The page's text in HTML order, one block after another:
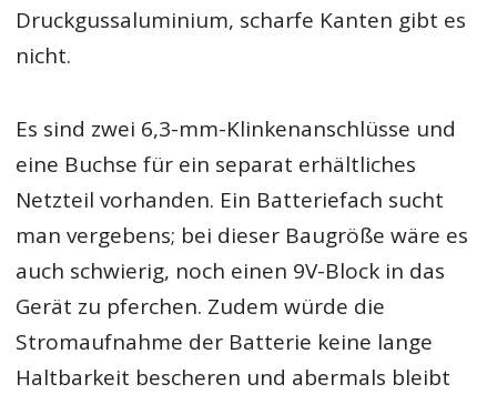
Druckgussaluminium, scharfe Kanten gibt es
nicht.
Es sind zwei 6,3-mm-Klinkenanschlüsse und
eine Buchse für ein separat erhältliches
Netzteil vorhanden. Ein Batteriefach sucht
man vergebens; bei dieser Baugröße wäre es
auch schwierig, noch einen 9V-Block in das
Gerät zu pferchen. Zudem würde die
Stromaufnahme der Batterie keine lange
Haltbarkeit bescheren und abermals bleibt